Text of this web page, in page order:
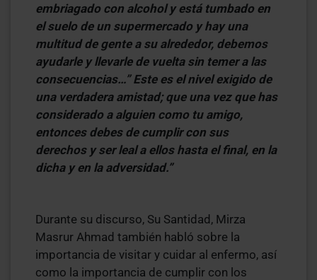
embriagado con alcohol y está tumbado en
el suelo de un supermercado y hay una
multitud de gente a su alrededor, debemos
ayudarle y llevarle de vuelta sin temer a las
consecuencias…” Este es el nivel exigido de
una verdadera amistad; que una vez que has
considerado a alguien como tu amigo,
entonces debes de cumplir con sus
derechos y ser leal a ellos hasta el final, en la
dicha y en la adversidad.”
Durante su discurso, Su Santidad, Mirza
Masrur Ahmad también habló sobre la
importancia de visitar y cuidar al enfermo, así
como la importancia de cumplir con los